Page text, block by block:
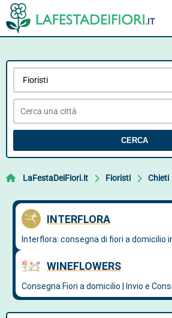
CERCA
LaFestaDeiFiori.it Fioristi Chieti